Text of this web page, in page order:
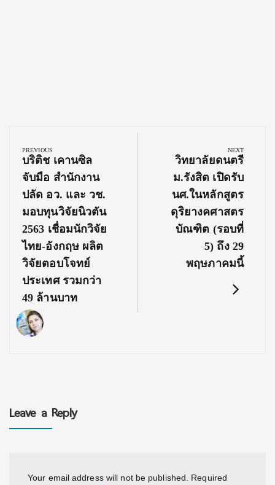
navigation
PREVIOUS
Previous
Post:
บริติช เคานซิล
จับมือ สำนักงาน
ปลัด อว. และ วช.
มอบทุนวิจัยนิวตัน
2563 เชื่อมนักวิจัย
ไทย-อังกฤษ ผลิต
วิจัยตอบโจทย์
ประเทศ รวมกว่า
49 ล้านบาท
NEXT
Next
Post:
วิทยาลัยดนตรี
ม.รังสิต เปิดรับ
นศ.ในหลักสูตร
ดุริยางคศาสตร
บัณฑิต (รอบที่
5) ถึง 29
พฤษภาคมนี้
Leave a Reply
Your email address will not be published.
Required